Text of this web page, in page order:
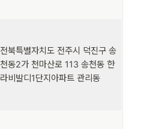
전북특별자치도 전주시 덕진구 송
천동2가 천마산로 113 송천동 한
라비발디1단지아파트 관리동